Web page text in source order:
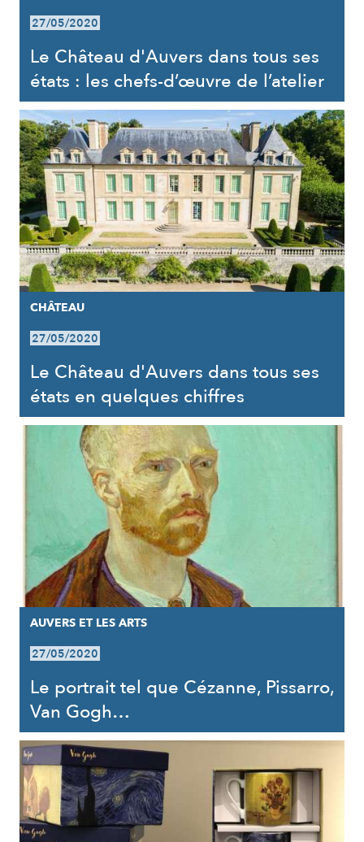
27/05/2020
Le Château d'Auvers dans tous ses
états : les chefs-d’œuvre de l’atelier
CHÂTEAU
27/05/2020
Le Château d'Auvers dans tous ses
états en quelques chiffres
AUVERS ET LES ARTS
27/05/2020
Le portrait tel que Cézanne, Pissarro,
Van Gogh…